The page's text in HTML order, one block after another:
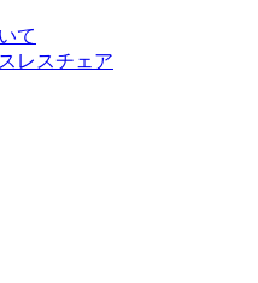
て
レスチェア